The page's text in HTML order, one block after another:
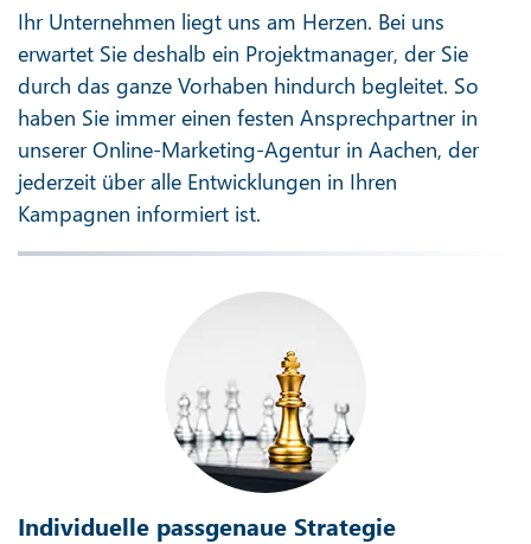
Ihr Unternehmen liegt uns am Herzen. Bei uns
erwartet Sie deshalb ein Projektmanager, der Sie
durch das ganze Vorhaben hindurch begleitet. So
haben Sie immer einen festen Ansprechpartner in
unserer Online-Marketing-Agentur in Aachen, der
jederzeit über alle Entwicklungen in Ihren
Kampagnen informiert ist.
Individuelle passgenaue Strategie